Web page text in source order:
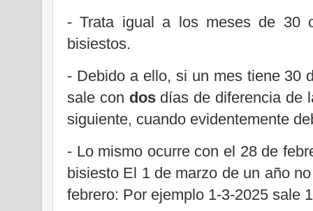
- Trata igual a los meses de 30
bisiestos.
- Debido a ello, si un mes tiene 30
sale con dosdías de diferencia de
siguiente, cuando evidentemente
- Lo mismo ocurre con el 28 de
bisiesto El 1 de marzo de un año
febrero: Por ejemplo 1-3-2025 sale